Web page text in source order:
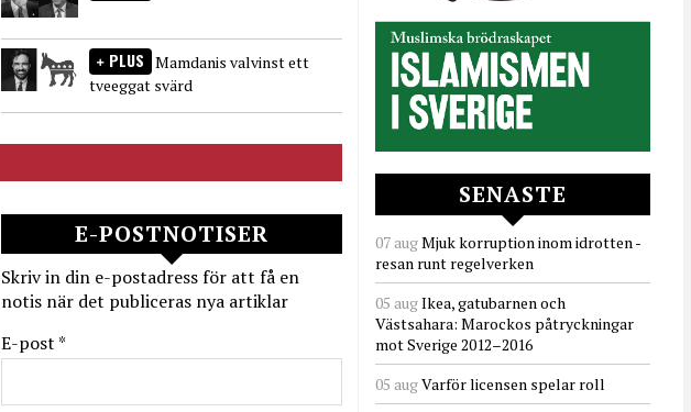
PLUS Mamdanis valvinst ett
tveeggat svärd
E-POSTNOTISER
Skriv in din e-postadress för att få en
notis när det publiceras nya artiklar
E-post *
SENASTE
07 augMjuk korruption inom idrotten -
resan runt regelverken
05 augIkea, gatubarnen och
Västsahara: Marockos påtryckningar
mot Sverige 2012–2016
05 augVarför licensen spelar roll